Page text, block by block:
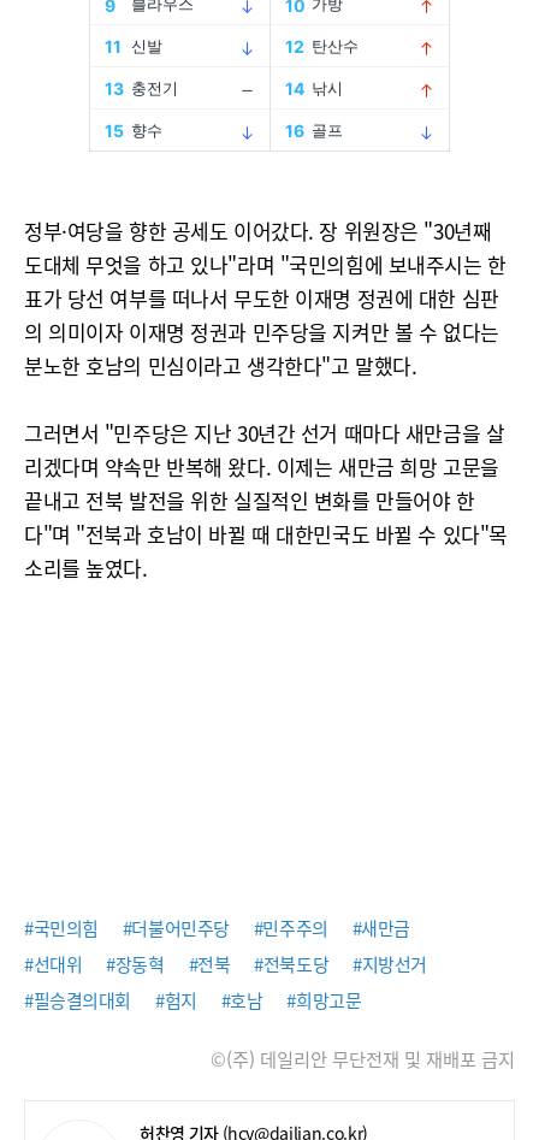
정부·여당을 향한 공세도 이어갔다. 장 위원장은 "30년째
도대체 무엇을 하고 있나"라며 "국민의힘에 보내주시는 한
표가 당선 여부를 떠나서 무도한 이재명 정권에 대한 심판
의 의미이자 이재명 정권과 민주당을 지켜만 볼 수 없다는
분노한 호남의 민심이라고 생각한다"고 말했다.
그러면서 "민주당은 지난 30년간 선거 때마다 새만금을 살
리겠다며 약속만 반복해 왔다. 이제는 새만금 희망 고문을
끝내고 전북 발전을 위한 실질적인 변화를 만들어야 한
다"며 "전북과 호남이 바뀔 때 대한민국도 바뀔 수 있다"목
소리를 높였다.
#국민의힘 #더불어민주당 #민주주의
#새만금
#선대위
#장동혁 #전북 #전북도당
#지방선거
#필승결의대회
#험지 #호남 #희망고문
©(주) 데일리안 무단전재 및 재배포 금지
허찬영 기자 (hcy@dailian.co.kr)